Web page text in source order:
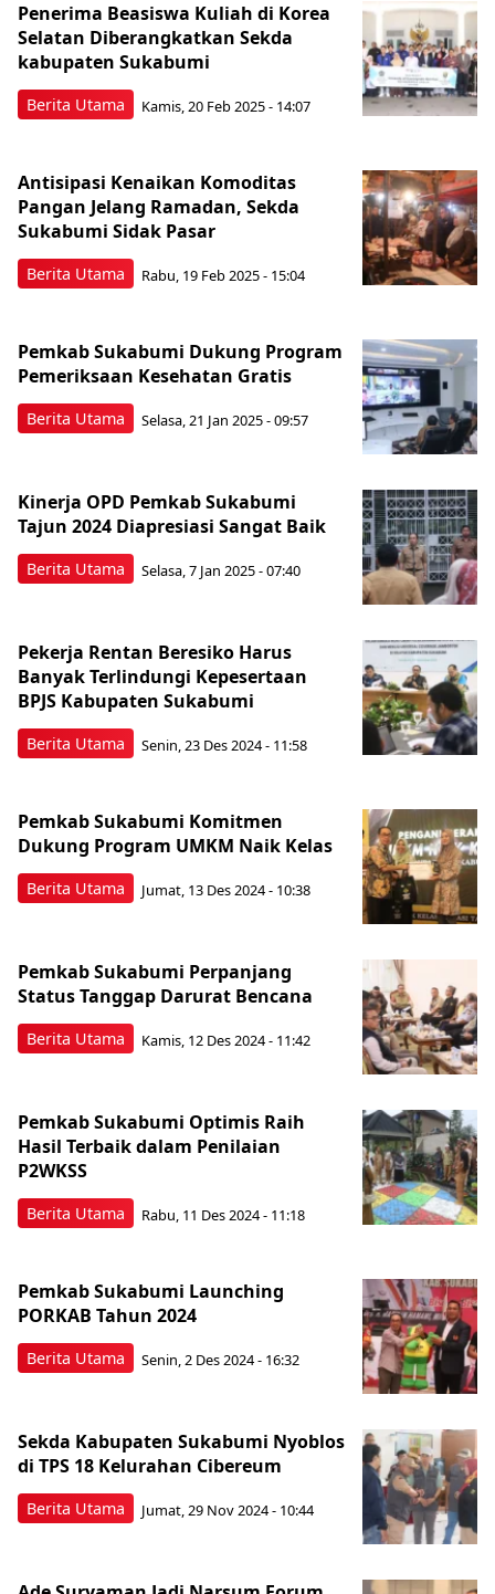
Berita Utama
Penerima Beasiswa Kuliah di Korea
Selatan Diberangkatkan Sekda
kabupaten Sukabumi
Kamis, 20 Feb 2025 - 14:07
Berita Utama
Antisipasi Kenaikan Komoditas
Pangan Jelang Ramadan, Sekda
Sukabumi Sidak Pasar
Rabu, 19 Feb 2025 - 15:04
Berita Utama
Pemkab Sukabumi Dukung Program
Pemeriksaan Kesehatan Gratis
Selasa, 21 Jan 2025 - 09:57
Berita Utama
Kinerja OPD Pemkab Sukabumi
Tajun 2024 Diapresiasi Sangat Baik
Selasa, 7 Jan 2025 - 07:40
Berita Utama
Pekerja Rentan Beresiko Harus
Banyak Terlindungi Kepesertaan
BPJS Kabupaten Sukabumi
Senin, 23 Des 2024 - 11:58
Berita Utama
Pemkab Sukabumi Komitmen
Dukung Program UMKM Naik Kelas
Jumat, 13 Des 2024 - 10:38
Berita Utama
Pemkab Sukabumi Perpanjang
Status Tanggap Darurat Bencana
Kamis, 12 Des 2024 - 11:42
Berita Utama
Pemkab Sukabumi Optimis Raih
Hasil Terbaik dalam Penilaian
P2WKSS
Rabu, 11 Des 2024 - 11:18
Berita Utama
Pemkab Sukabumi Launching
PORKAB Tahun 2024
Senin, 2 Des 2024 - 16:32
Berita Utama
Sekda Kabupaten Sukabumi Nyoblos
di TPS 18 Kelurahan Cibereum
Jumat, 29 Nov 2024 - 10:44